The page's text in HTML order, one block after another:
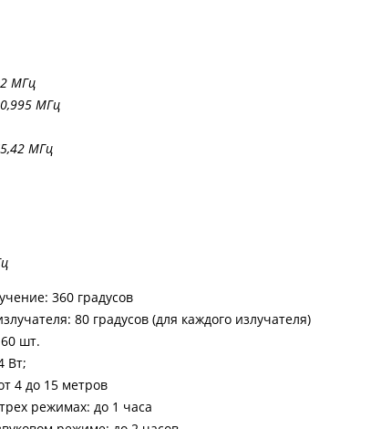
МГц
МГц
МГц
360 градусов
80 градусов (для каждого излучателя)
шт.
Вт;
4 до 15 метров
режимах: до 1 часа